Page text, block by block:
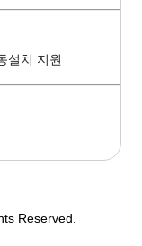
설치 지원
Reserved.